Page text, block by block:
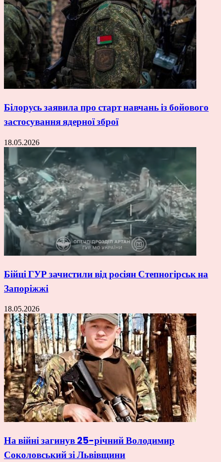
Білорусь заявила про старт навчань із бойового
застосування ядерної зброї
18.05.2026
Бійці ГУР зачистили від росіян Степногірськ на
Запоріжжі
18.05.2026
На війні загинув 25-річний Володимир
Соколовський зі Львівщини